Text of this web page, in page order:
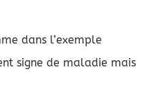
dans l’exemple
signe de maladie mais